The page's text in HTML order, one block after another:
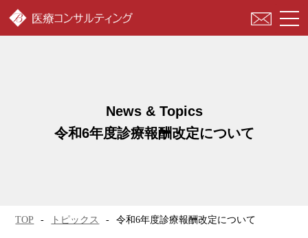
令和6年度診療報酬改定について
TOP トピックス 令和6年度診療報酬改定について